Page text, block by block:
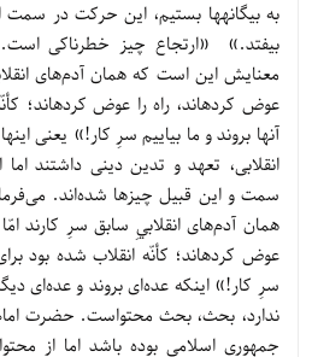
به بيگانه‏ها بستيم، اين حركت در سمت
بيفتد.» «ارتجاع چيز خطرناكى است.
معنايش اين است كه همان آدم‌های
عوض كرده‏اند، راه را عوض كرده‏اند؛
آن‏ها بروند و ما بياييم سرِ كار!» یعنی
انقلابی، تعهد و تدین دینی داشتند
سمت و این قبیل چیزها شده‌اند.
همان آدم‌های انقلابيِ سابق سرِ كارند
عوض كرده‏اند؛ كأنّه انقلاب شده بود براى
سرِ كار!» اینکه عده‌ای بروند و عده‌ای
ندارد، بحث، بحث محتواست. حضرت
جمهوری اسلامی بوده باشد اما از